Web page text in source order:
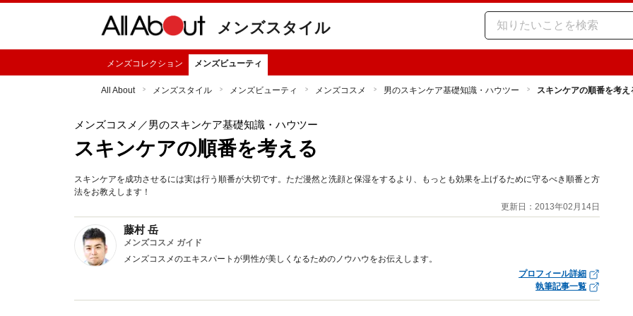
メンズスタイル
メンズコレクション メンズビューティ
All About メンズスタイル メンズビューティ メンズコスメ 男のスキンケア基礎知識・ハウツー スキンケアの順番を考え
メンズコスメ ／男のスキンケア基礎知識・ハウツー
スキンケアの順番を考える
スキンケアを成功させるには実は行う順番が大切です。ただ漫然と洗顔と保湿をするより、もっとも効果を上げるために守るべき順番と方
法をお教えします！
更新日：2013年02月14日
藤村 岳
メンズコスメ ガイド
メンズコスメのエキスパートが男性が美しくなるためのノウハウをお伝えします。
プロフィール詳細
執筆記事一覧